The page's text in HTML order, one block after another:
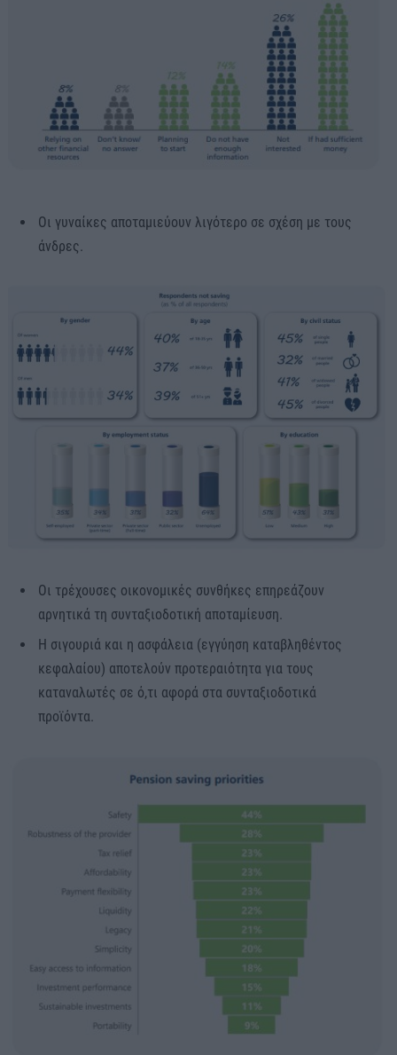
Οι γυναίκες αποταμιεύουν λιγότερο σε σχέση με τους
άνδρες.
Οι τρέχουσες οικονομικές συνθήκες επηρεάζουν
αρνητικά τη συνταξιοδοτική αποταμίευση.
Η σιγουριά και η ασφάλεια (εγγύηση καταβληθέντος
κεφαλαίου) αποτελούν προτεραιότητα για τους
καταναλωτές σε ό,τι αφορά στα συνταξιοδοτικά
προϊόντα.